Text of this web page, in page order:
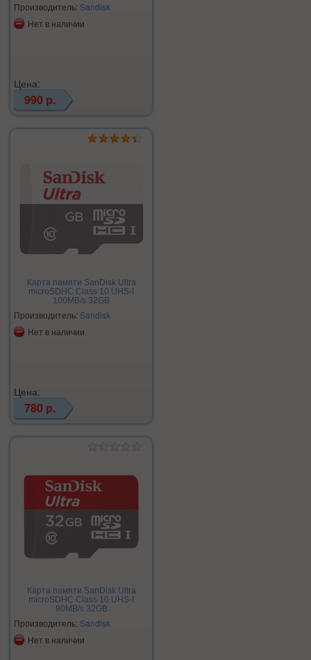
Производитель: Sandisk
Нет в наличии
Цена:
990 р.
Карта памяти SanDisk Ultra
microSDHC Class 10 UHS-I
100MB/s 32GB
Производитель: Sandisk
Нет в наличии
Цена:
780 р.
Карта памяти SanDisk Ultra
microSDHC Class 10 UHS-I
80MB/s 32GB
Производитель: Sandisk
Нет в наличии